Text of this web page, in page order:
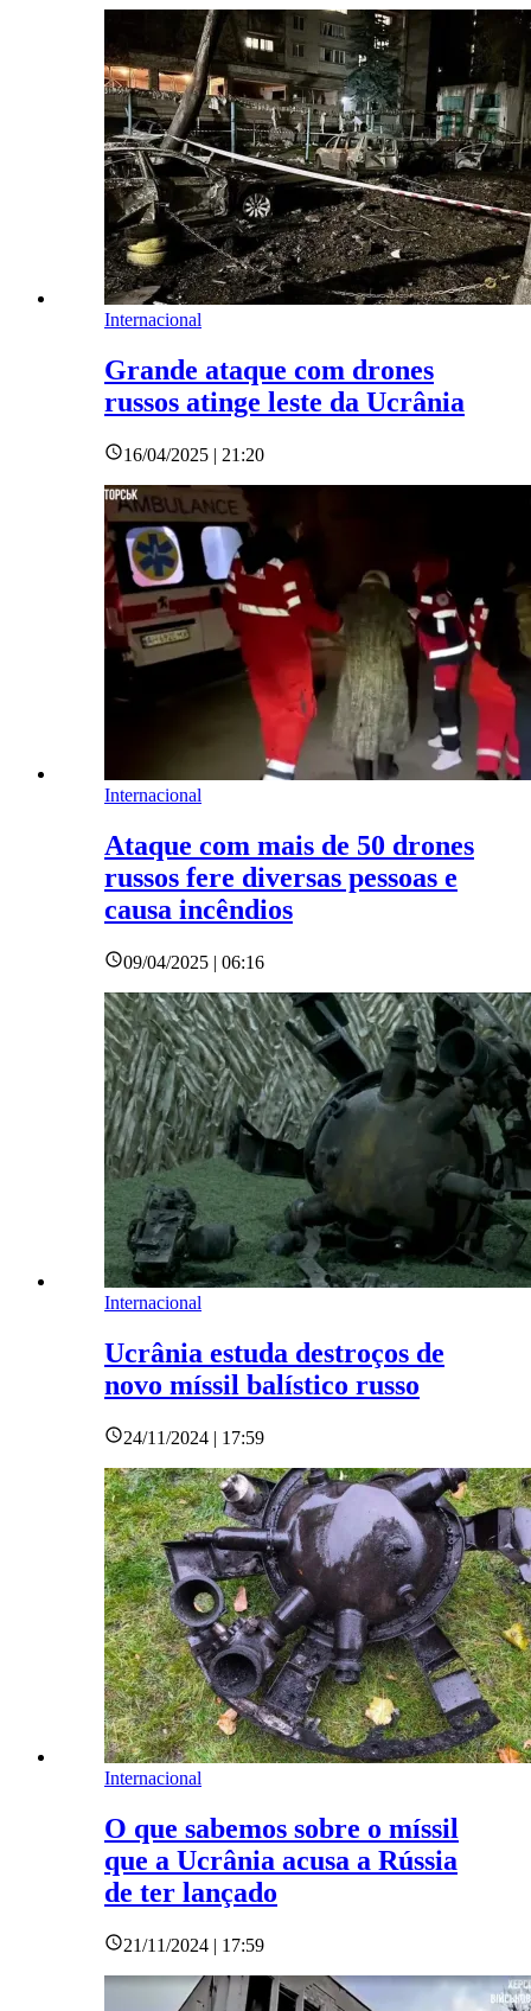
Internacional
Grande ataque com drones
russos atinge leste da Ucrânia
16/04/2025 | 21:20
Internacional
Ataque com mais de 50 drones
russos fere diversas pessoas e
causa incêndios
09/04/2025 | 06:16
Internacional
Ucrânia estuda destroços de
novo míssil balístico russo
24/11/2024 | 17:59
Internacional
O que sabemos sobre o míssil
que a Ucrânia acusa a Rússia
de ter lançado
21/11/2024 | 17:59